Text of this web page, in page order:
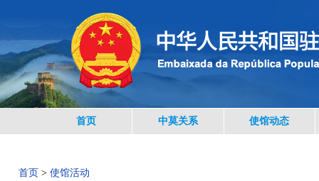
首页 中莫关系 使馆动态
首页 > 使馆活动